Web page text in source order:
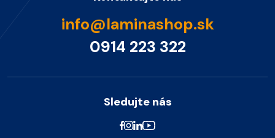
info@laminashop.sk
0914 223 322
Sledujte nás